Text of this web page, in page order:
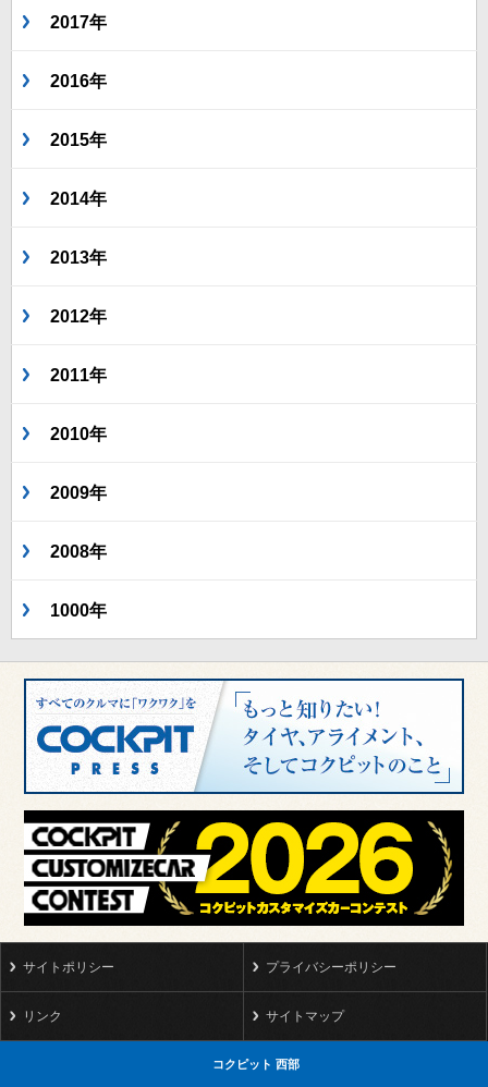
2017年
2016年
2015年
2014年
2013年
2012年
2011年
2010年
2009年
2008年
1000年
サイトポリシー プライバシーポリシー
リンク サイトマップ
コクピット 西部